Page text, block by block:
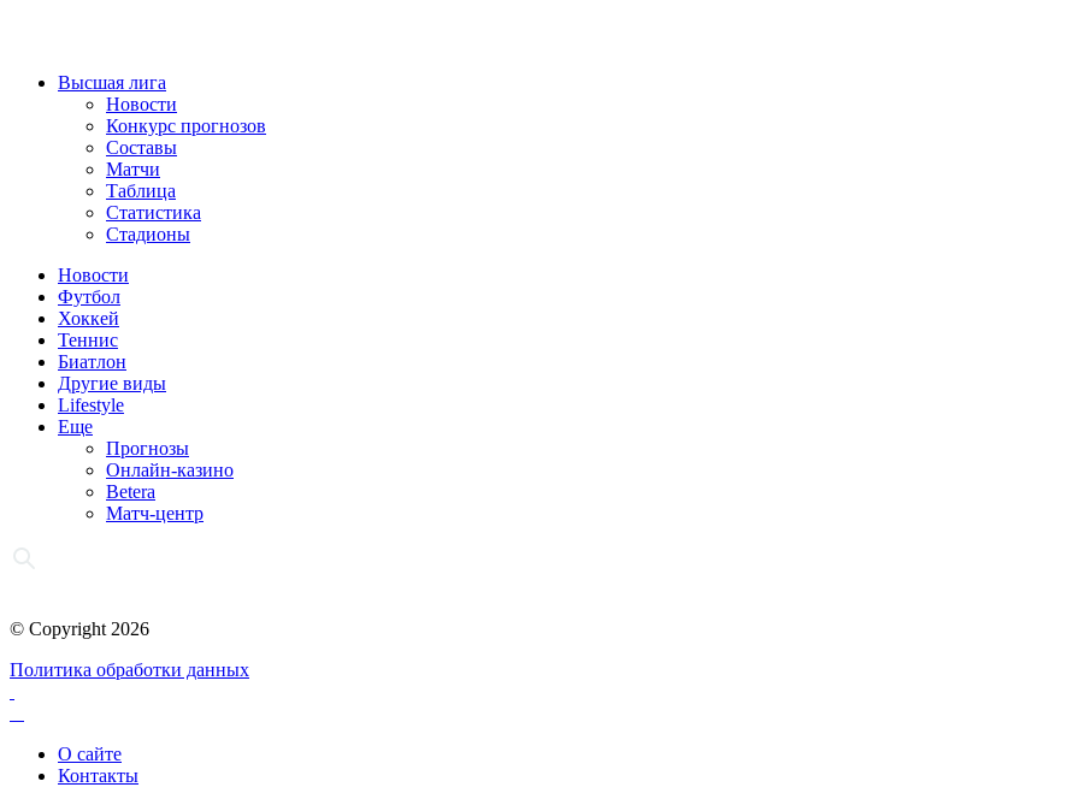
Высшая лига
Новости
Конкурс прогнозов
Составы
Матчи
Таблица
Статистика
Стадионы
Новости
Футбол
Хоккей
Теннис
Биатлон
Другие виды
Lifestyle
Еще
Прогнозы
Онлайн-казино
Betera
Матч-центр
© Copyright 2026
Политика обработки данных
О сайте
Контакты